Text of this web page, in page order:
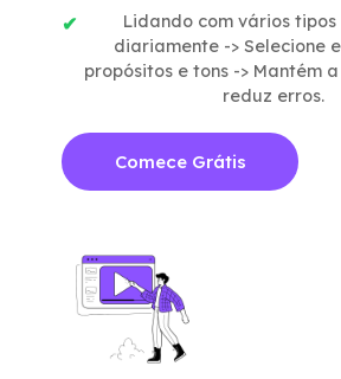
Lidando com vários
diariamente -> Selecione
propósitos e tons -> Mantém
reduz erros.
Comece Grátis